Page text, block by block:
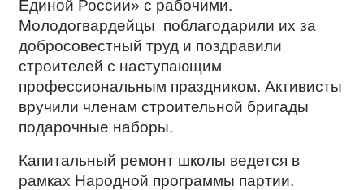
Единой России» с рабочими.
Молодогвардейцы поблагодарили их за
добросовестный труд и поздравили
строителей с наступающим
профессиональным праздником. Активисты
вручили членам строительной бригады
подарочные наборы.
Капитальный ремонт школы ведется в
рамках Народной программы партии.